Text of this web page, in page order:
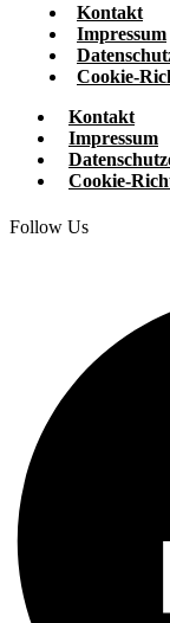
Kontakt
Impressum
Cookie-
Kontakt
Impressum
Cookie-
Follow Us